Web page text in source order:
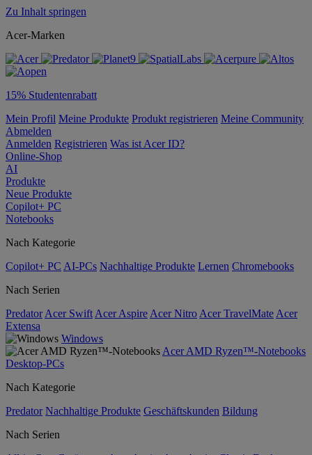
Zu Inhalt springen
Acer-Marken
15% Studentenrabatt
Mein Profil Meine Produkte Produkt registrieren Meine Community
Abmelden
Anmelden Registrieren Was ist Acer ID?
Online-Shop
AI
Produkte
Neue Produkte
Copilot+ PC
Notebooks
Nach Kategorie
Copilot+ PC AI-PCs Nachhaltige Produkte Lernen Chromebooks
Nach Serien
Predator Acer Swift Acer Aspire Acer Nitro Acer TravelMate Acer
Extensa
Windows
Acer AMD Ryzen™-Notebooks
Desktop-PCs
Nach Kategorie
Predator Nachhaltige Produkte Geschäftskunden Bildung
Nach Serien